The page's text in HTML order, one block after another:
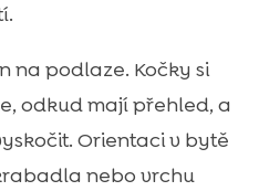
na podlaze. Kočky si
odkud mají přehled, a
Orientaci v bytě
nebo vrchu